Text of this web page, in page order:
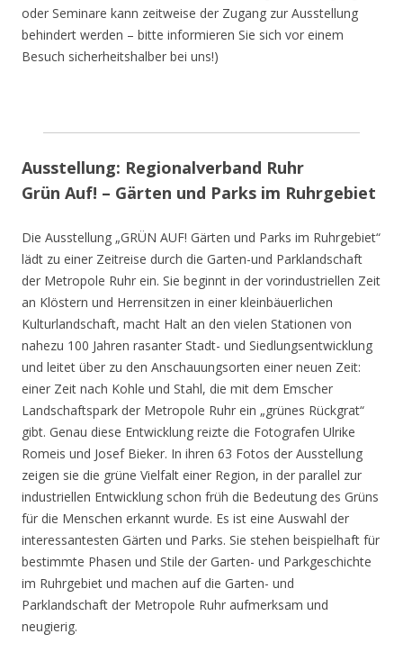
oder Seminare kann zeitweise der Zugang zur Ausstellung
behindert werden – bitte informieren Sie sich vor einem
Besuch sicherheitshalber bei uns!)
Ausstellung: Regionalverband Ruhr
Grün Auf! – Gärten und Parks im Ruhrgebiet
Die Ausstellung „GRÜN AUF! Gärten und Parks im Ruhrgebiet“
lädt zu einer Zeitreise durch die Garten-und Parklandschaft
der Metropole Ruhr ein. Sie beginnt in der vorindustriellen Zeit
an Klöstern und Herrensitzen in einer kleinbäuerlichen
Kulturlandschaft, macht Halt an den vielen Stationen von
nahezu 100 Jahren rasanter Stadt- und Siedlungsentwicklung
und leitet über zu den Anschauungsorten einer neuen Zeit:
einer Zeit nach Kohle und Stahl, die mit dem Emscher
Landschaftspark der Metropole Ruhr ein „grünes Rückgrat“
gibt. Genau diese Entwicklung reizte die Fotografen Ulrike
Romeis und Josef Bieker. In ihren 63 Fotos der Ausstellung
zeigen sie die grüne Vielfalt einer Region, in der parallel zur
industriellen Entwicklung schon früh die Bedeutung des Grüns
für die Menschen erkannt wurde. Es ist eine Auswahl der
interessantesten Gärten und Parks. Sie stehen beispielhaft für
bestimmte Phasen und Stile der Garten- und Parkgeschichte
im Ruhrgebiet und machen auf die Garten- und
Parklandschaft der Metropole Ruhr aufmerksam und
neugierig.